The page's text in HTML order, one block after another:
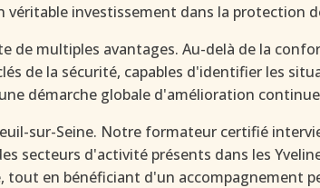
investissement dans la protection
de multiples avantages. Au-delà de la
de la sécurité, capables d'identifier les
démarche globale d'amélioration
sur-Seine. Notre formateur certifié
secteurs d'activité présents dans les
en bénéficiant d'un accompagnement